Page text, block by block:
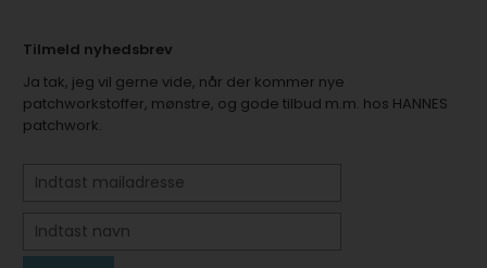
Tilmeld nyhedsbrev
Ja tak, jeg vil gerne vide, når der kommer nye
patchworkstoffer, mønstre, og gode tilbud m.m. hos HANNES
patchwork.